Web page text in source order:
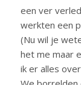
een ver
werkten een
(Nu wil je
het me maar
ik er alles